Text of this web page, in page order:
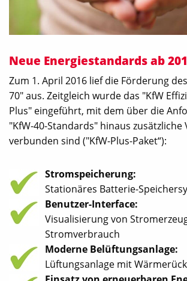
Neue Energiestandards ab
Zum 1. April 2016 lief die Förderung
70" aus. Zeitgleich wurde das "KfW
Plus" eingeführt, mit dem über die
"KfW-40-Standards" hinaus zusätzliche
verbunden sind ("KfW-Plus-Paket“):
Stromspeicherung:
Stationäres Batterie-
Benutzer-Interface:
Visualisierung von
Stromverbrauch
Moderne Belüftungsanlage:
Lüftungsanlage mit